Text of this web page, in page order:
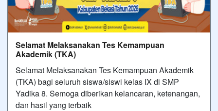
Selamat Melaksanakan Tes Kemampuan
Akademik (TKA)
Selamat Melaksanakan Tes Kemampuan Akademik
(TKA) bagi seluruh siswa/siswi kelas IX di SMP
Yadika 8. Semoga diberikan kelancaran, ketenangan,
dan hasil yang terbaik